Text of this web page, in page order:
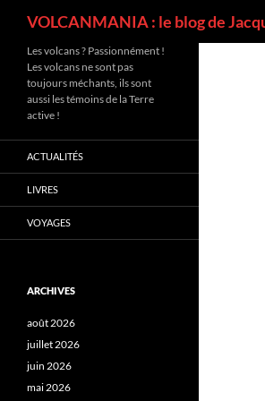
VOLCANMANIA : le blog de
Les volcans ? Passionnément !
Les volcans ne sont pas
toujours méchants, ils sont
aussi les témoins de la Terre
active !
ACTUALITÉS
LIVRES
VOYAGES
ARCHIVES
août 2026
juillet 2026
juin 2026
mai 2026